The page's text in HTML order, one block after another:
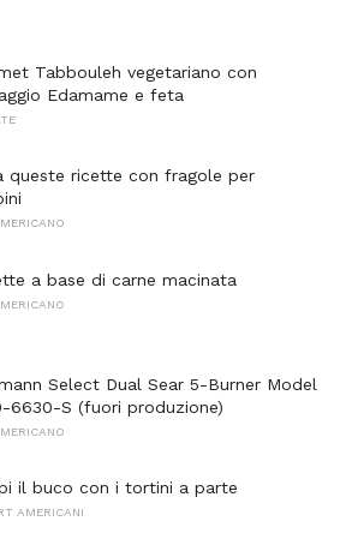
Tabbouleh vegetariano con
Edamame e feta
queste ricette con fragole per
a base di carne macinata
Select Dual Sear 5-Burner Model
6630-S (fuori produzione)
il buco con i tortini a parte
AMERICANI